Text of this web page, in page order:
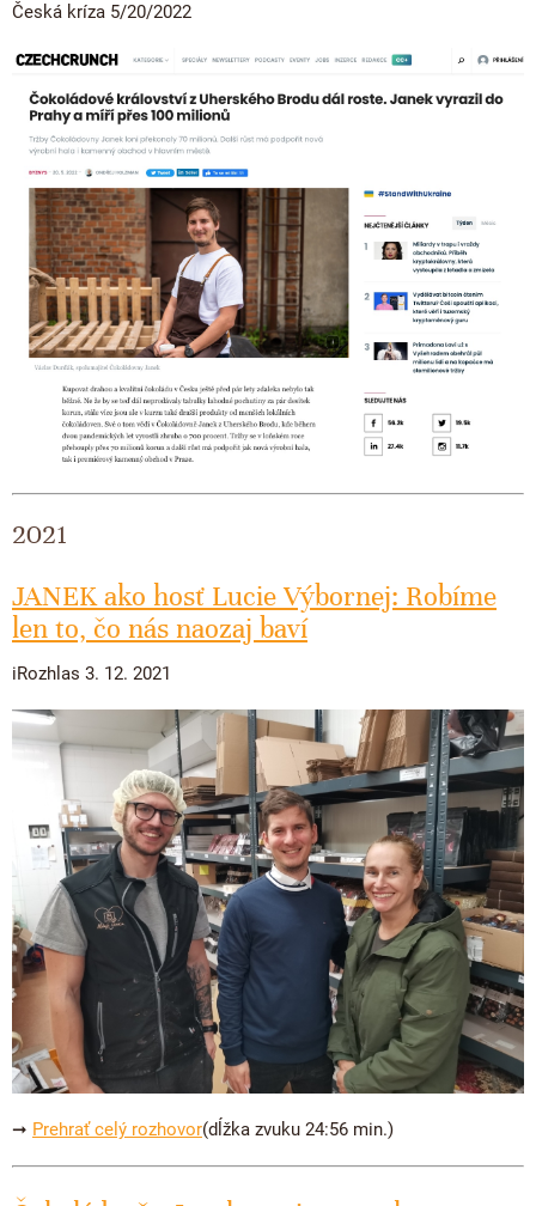
Česká kríza 5/20/2022
2021
JANEK ako hosť Lucie Výbornej: Robíme
len to, čo nás naozaj baví
iRozhlas 3. 12. 2021
➞ Prehrať celý rozhovor(dĺžka zvuku 24:56 min.)